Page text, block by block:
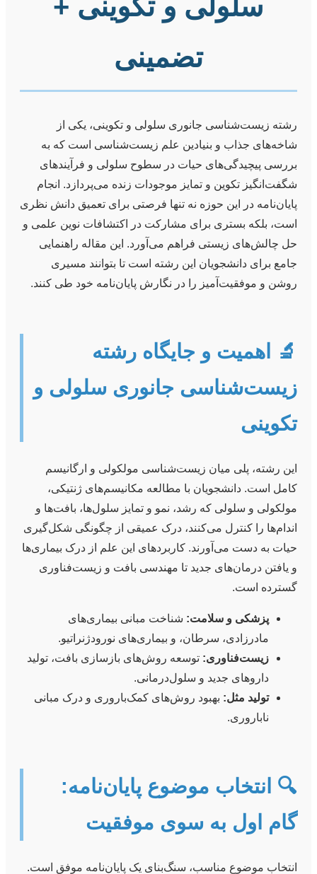
تضمینی
رشته زیست‌شناسی جانوری سلولی و تکوینی، یکی از
شاخه‌های جذاب و بنیادین علم زیست‌شناسی است که به
بررسی پیچیدگی‌های حیات در سطوح سلولی و فرآیندهای
شگفت‌انگیز تکوین و تمایز موجودات زنده می‌پردازد. انجام
پایان‌نامه در این حوزه نه تنها فرصتی برای تعمیق دانش نظری
است، بلکه بستری برای مشارکت در اکتشافات نوین علمی و
حل چالش‌های زیستی فراهم می‌آورد. این مقاله راهنمایی
جامع برای دانشجویان این رشته است تا بتوانند مسیری
روشن و موفقیت‌آمیز را در نگارش پایان‌نامه خود طی کنند.
🔬 اهمیت و جایگاه رشته
زیست‌شناسی جانوری سلولی و
تکوینی
این رشته، پلی میان زیست‌شناسی مولکولی و ارگانیسم
کامل است. دانشجویان با مطالعه مکانیسم‌های ژنتیکی،
مولکولی و سلولی که رشد، نمو و تمایز سلول‌ها، بافت‌ها و
اندام‌ها را کنترل می‌کنند، درک عمیقی از چگونگی شکل‌گیری
حیات به دست می‌آورند. کاربردهای این علم از درک بیماری‌ها
و یافتن درمان‌های جدید تا مهندسی بافت و زیست‌فناوری
گسترده است.
پزشکی و سلامت: شناخت مبانی بیماری‌های
مادرزادی، سرطان، و بیماری‌های نورودژنراتیو.
زیست‌فناوری: توسعه روش‌های بازسازی بافت، تولید
داروهای جدید و سلول‌درمانی.
تولید مثل: بهبود روش‌های کمک‌باروری و درک مبانی
ناباروری.
🔍 انتخاب موضوع پایان‌نامه:
گام اول به سوی موفقیت
انتخاب موضوع مناسب، سنگ‌بنای یک پایان‌نامه موفق است.